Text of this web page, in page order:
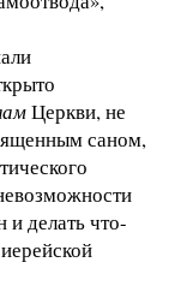
Церкви, не
саном,
и делать что-